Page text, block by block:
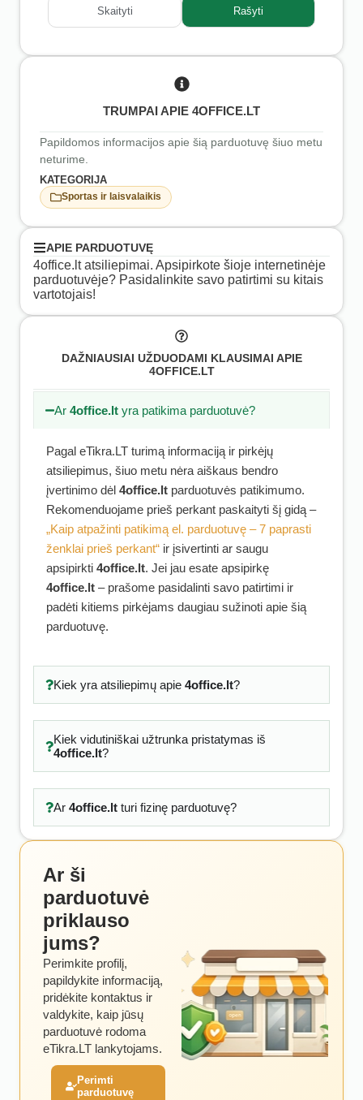
Skaityti Rašyti
TRUMPAI APIE 4OFFICE.LT
Papildomos informacijos apie šią parduotuvę šiuo metu
neturime.
KATEGORIJA
Sportas ir laisvalaikis
APIE PARDUOTUVĘ
4office.lt atsiliepimai. Apsipirkote šioje internetinėje
parduotuvėje? Pasidalinkite savo patirtimi su kitais
vartotojais!
DAŽNIAUSIAI UŽDUODAMI KLAUSIMAI APIE
4OFFICE.LT
Ar4office.lt yra patikima parduotuvė?
Pagal eTikra.LT turimą informaciją ir pirkėjų
atsiliepimus, šiuo metu nėra aiškaus bendro
įvertinimo dėl 4office.lt parduotuvės patikimumo.
Rekomenduojame prieš perkant paskaityti šį gidą –
„Kaip atpažinti patikimą el. parduotuvę – 7 paprasti
ženklai prieš perkant“ ir įsivertinti ar saugu
apsipirkti 4office.lt. Jei jau esate apsipirkę
4office.lt – prašome pasidalinti savo patirtimi ir
padėti kitiems pirkėjams daugiau sužinoti apie šią
parduotuvę.
Kiek yra atsiliepimų apie 4office.lt?
Kiek vidutiniškai užtrunka pristatymas iš
4office.lt?
Ar 4office.ltturi fizinę parduotuvę?
Ar ši
parduotuvė
priklauso
jums?
Perimkite profilį,
papildykite informaciją,
pridėkite kontaktus ir
valdykite, kaip jūsų
parduotuvė rodoma
eTikra.LT lankytojams.
Perimti
parduotuvę